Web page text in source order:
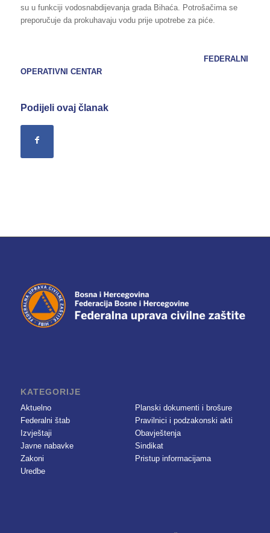
su u funkciji vodosnabdijevanja grada Bihaća. Potrošačima se
preporučuje da prokuhavaju vodu prije upotrebe za piće.
FEDERALNI
OPERATIVNI CENTAR
Podijeli ovaj članak
KATEGORIJE
Aktuelno
Federalni štab
Izvještaji
Javne nabavke
Zakoni
Uredbe
Planski dokumenti i brošure
Pravilnici i podzakonski akti
Obavještenja
Sindikat
Pristup informacijama